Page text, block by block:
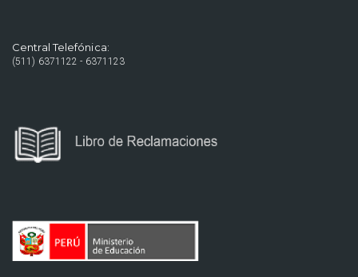
Central Telefónica:
(511) 6371122 - 6371123